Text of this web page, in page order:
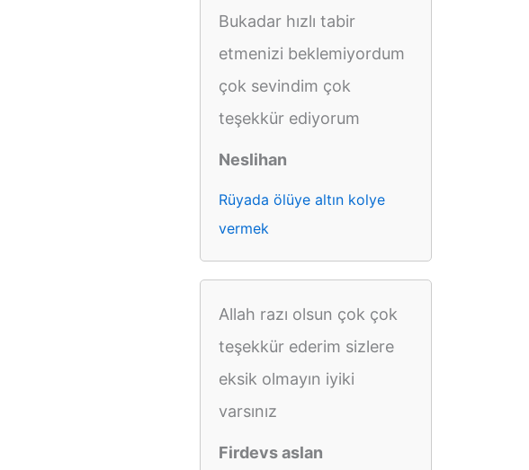
Bukadar hızlı tabir
etmenizi beklemiyordum
çok sevindim çok
teşekkür ediyorum
Neslihan
Rüyada ölüye altın kolye
vermek
Allah razı olsun çok çok
teşekkür ederim sizlere
eksik olmayın iyiki
varsınız
Firdevs aslan